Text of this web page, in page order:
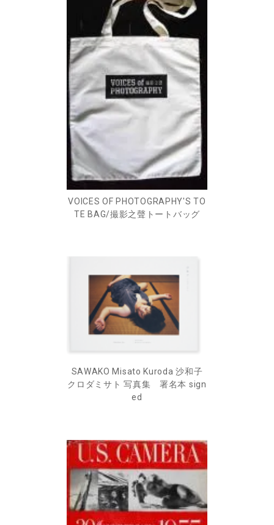
VOICES OF PHOTOGRAPHY'S TO
TE BAG/撮影之聲トートバッグ
SAWAKO Misato Kuroda 沙和子
クロダミサト 写真集 署名本 sign
ed